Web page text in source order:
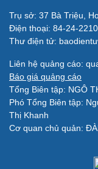
Trụ sở: 37 Bà Triệu,
Điện thoại: 84-24-
Thư điện tử:
Liên hệ quảng cáo:
Báo giá quảng cáo
Tổng Biên tập: NGÔ
Phó Tổng Biên tập:
Thị Khanh
Cơ quan chủ quản: